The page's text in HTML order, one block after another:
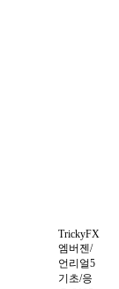
TrickyFX
엠버젠/
언리얼5
기초/응